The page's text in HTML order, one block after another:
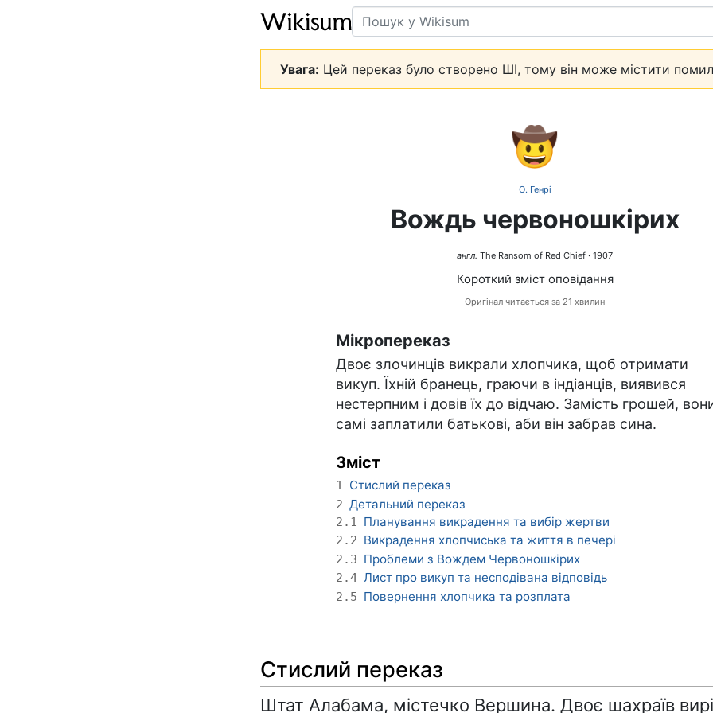
Пошук
Увага: Цей переказ було створено ШІ, тому він може містити
🤠
О. Генрі
Вождь червоношкірих
англ. The Ransom of Red Chief · 1907
Короткий зміст оповідання
Оригінал читається за 21 хвилин
Мікропереказ
Двоє злочинців викрали хлопчика, щоб отримати
викуп. Їхній бранець, граючи в індіанців, виявився
нестерпним і довів їх до відчаю. Замість грошей,
самі заплатили батькові, аби він забрав сина.
Зміст
1 Стислий переказ
2 Детальний переказ
2.1 Планування викрадення та вибір жертви
2.2 Викрадення хлопчиська та життя в печері
2.3 Проблеми з Вождем Червоношкірих
2.4 Лист про викуп та несподівана відповідь
2.5 Повернення хлопчика та розплата
Стислий переказ
Штат Алабама, містечко Вершина. Двоє шахраїв